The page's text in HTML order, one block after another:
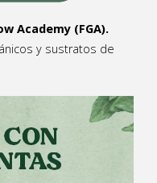
Academy (FGA).
y sustratos de